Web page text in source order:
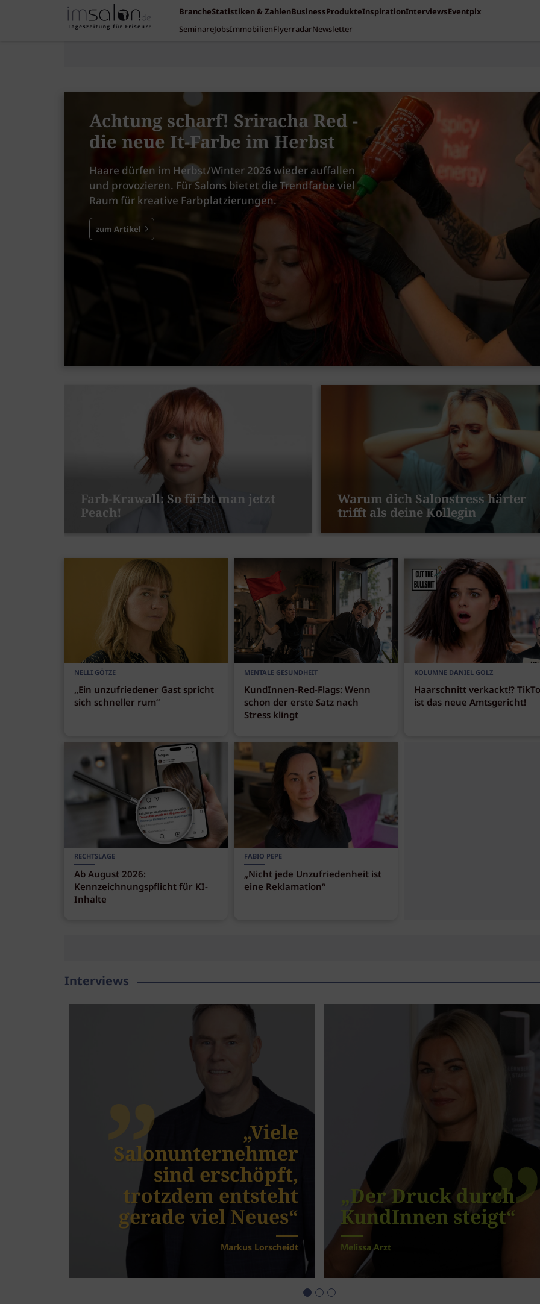
BrancheStatistiken & ZahlenBusinessProdukteInspirationInterviewsEventpix
SeminareJobsImmobilienFlyerradarNewsletter
Achtung scharf! Sriracha Red -
die neue It-Farbe im Herbst
Haare dürfen im Herbst/Winter 2026 wieder auffallen
und provozieren. Für Salons bietet die Trendfarbe viel
Raum für kreative Farbplatzierungen.
zum Artikel
Farb-Krawall: So färbt man jetzt
Peach!
Warum dich Salonstress härter
trifft als deine Kollegin
NELLI GÖTZE
„Ein unzufriedener Gast spricht
sich schneller rum“
MENTALE GESUNDHEIT
KundInnen-Red-Flags: Wenn
schon der erste Satz nach
Stress klingt
KOLUMNE DANIEL GOLZ
Haarschnitt verkackt!?
ist das neue Amtsgericht!
RECHTSLAGE
Ab August 2026:
Kennzeichnungspflicht für KI-
Inhalte
FABIO PEPE
„Nicht jede Unzufriedenheit ist
eine Reklamation“
Interviews
„Viele
Salonunternehmer
sind erschöpft,
trotzdem entsteht
gerade viel Neues“
Markus Lorscheidt
„Der Druck durch
KundInnen steigt“
Melissa Arzt